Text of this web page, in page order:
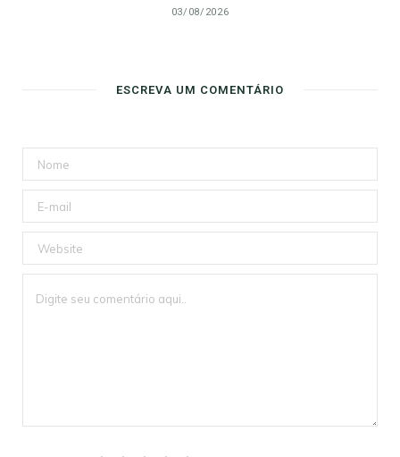
03/08/2026
ESCREVA UM COMENTÁRIO